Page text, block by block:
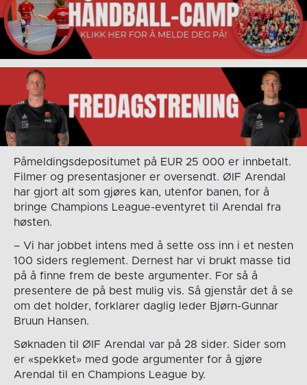
Påmeldingsdepositumet på EUR 25 000 er innbetalt.
Filmer og presentasjoner er oversendt. ØIF Arendal
har gjort alt som gjøres kan, utenfor banen, for å
bringe Champions League-eventyret til Arendal fra
høsten.
– Vi har jobbet intens med å sette oss inn i et nesten
100 siders reglement. Dernest har vi brukt masse tid
på å finne frem de beste argumenter. For så å
presentere de på best mulig vis. Så gjenstår det å se
om det holder, forklarer daglig leder Bjørn-Gunnar
Bruun Hansen.
Søknaden til ØIF Arendal var på 28 sider. Sider som
er «spekket» med gode argumenter for å gjøre
Arendal til en Champions League by.